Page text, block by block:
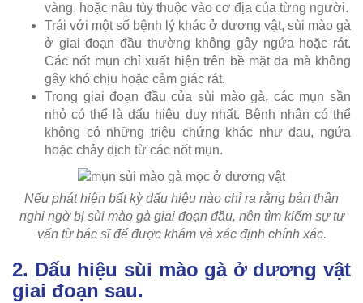
vàng, hoặc nâu tùy thuộc vào cơ địa của từng người.
Trái với một số bệnh lý khác ở dương vật, sùi mào gà
ở giai đoạn đầu thường không gây ngứa hoặc rát.
Các nốt mụn chỉ xuất hiện trên bề mặt da mà không
gây khó chịu hoặc cảm giác rát.
Trong giai đoạn đầu của sùi mào gà, các mụn sần
nhỏ có thể là dấu hiệu duy nhất. Bệnh nhân có thể
không có những triệu chứng khác như đau, ngứa
hoặc chảy dịch từ các nốt mụn.
Nếu phát hiện bất kỳ dấu hiệu nào chỉ ra rằng bản thân
nghi ngờ bị sùi mào gà giai đoạn đầu, nên tìm kiếm sự tư
vấn từ bác sĩ để được khám và xác định chính xác.
2. Dấu hiệu sùi mào gà ở dương vật
giai đoạn sau.